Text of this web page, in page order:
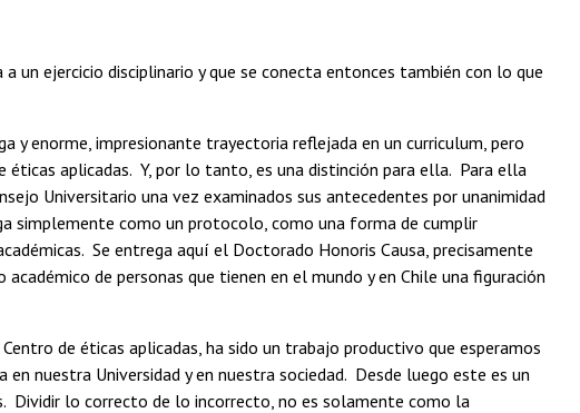
un ejercicio disciplinario y que se conecta entonces también con lo que
enorme, impresionante trayectoria reflejada en un curriculum, pero
aplicadas. Y, por lo tanto, es una distinción para ella. Para ella
Universitario una vez examinados sus antecedentes por unanimidad
simplemente como un protocolo, como una forma de cumplir
Se entrega aquí el Doctorado Honoris Causa, precisamente
de personas que tienen en el mundo y en Chile una figuración
de éticas aplicadas, ha sido un trabajo productivo que esperamos
nuestra Universidad y en nuestra sociedad. Desde luego este es un
Dividir lo correcto de lo incorrecto, no es solamente como la